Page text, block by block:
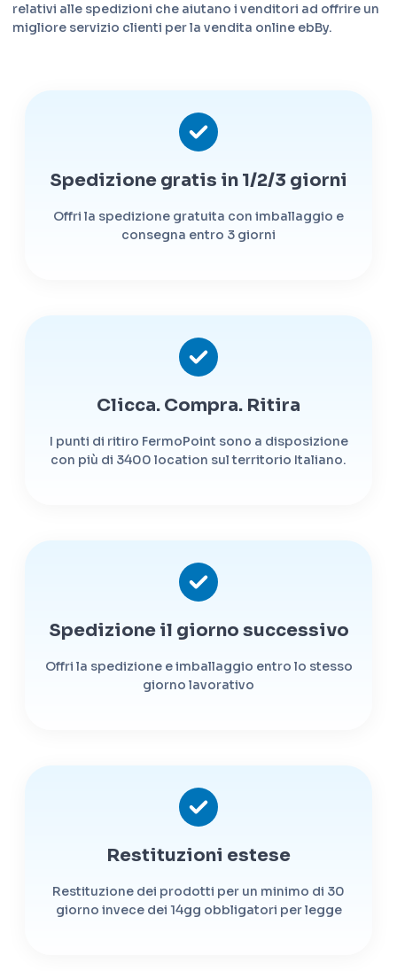
relativi alle spedizioni che aiutano i venditori ad offrire un
migliore servizio clienti per la vendita online ebBy.
Spedizione gratis in 1/2/3 giorni
Offri la spedizione gratuita con imballaggio e
consegna entro 3 giorni
Clicca. Compra. Ritira
I punti di ritiro FermoPoint sono a disposizione
con più di 3400 location sul territorio Italiano.
Spedizione il giorno successivo
Offri la spedizione e imballaggio entro lo stesso
giorno lavorativo
Restituzioni estese
Restituzione dei prodotti per un minimo di 30
giorno invece dei 14gg obbligatori per legge